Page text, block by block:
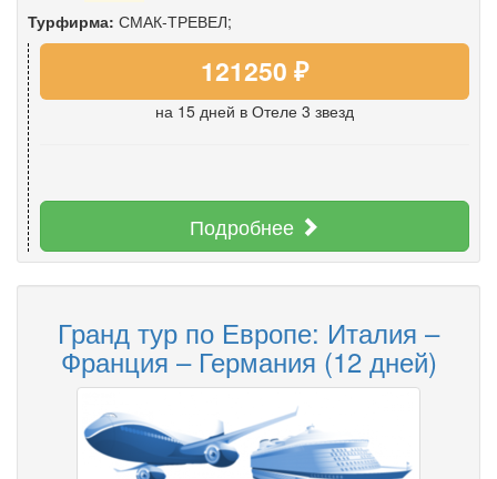
Турфирма: СМАК-ТРЕВЕЛ;
121250 ₽
на 15 дней в Отеле 3 звезд
Подробнее
Гранд тур по Европе: Италия –
Франция – Германия (12 дней)